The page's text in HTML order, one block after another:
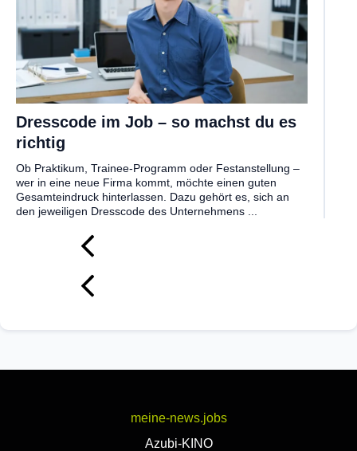
Dresscode im Job – so machst du es
richtig
Ob Praktikum, Trainee-Programm oder Festanstellung –
wer in eine neue Firma kommt, möchte einen guten
Gesamteindruck hinterlassen. Dazu gehört es, sich an
den jeweiligen Dresscode des Unternehmens ...
meine-news.jobs
Azubi-KINO